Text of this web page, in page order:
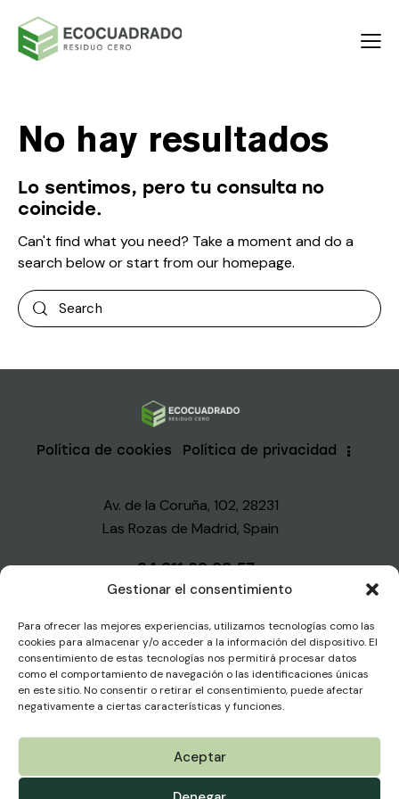
Gestionar el consentimiento
Para ofrecer las mejores experiencias, utilizamos tecnologías como las
cookies para almacenar y/o acceder a la información del dispositivo. El
consentimiento de estas tecnologías nos permitirá procesar datos
como el comportamiento de navegación o las identificaciones únicas
en este sitio. No consentir o retirar el consentimiento, puede afectar
negativamente a ciertas características y funciones.
Aceptar
No hay resultados
Lo sentimos, pero tu consulta no
coincide.
Can't find what you need? Take a moment and do a
search below or start fromour homepage.
Política de cookies Política de privacidad
Av. de la Coruña, 102, 28231
Las Rozas de Madrid, Spain
+34 911 23 93 57
info@ecocuadrado.com
Sientete libre para consultarnos cualquier duda.
© 2026. Todos los derechos reservados.